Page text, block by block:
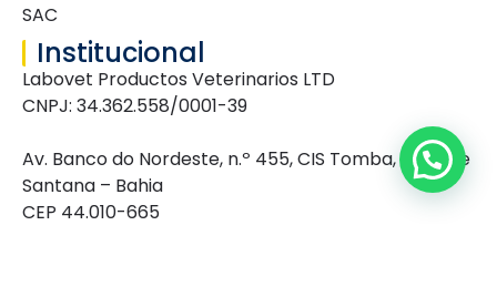
SAC
Institucional
Labovet Productos Veterinarios LTD
CNPJ: 34.362.558/0001-39
Av. Banco do Nordeste, n.º 455, CIS Tomba, Feira de
Santana – Bahia
CEP 44.010-665